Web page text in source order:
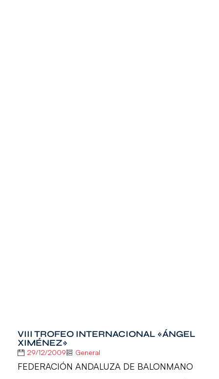
VIII TROFEO INTERNACIONAL «ÁNGEL
XIMÉNEZ»
29/12/2009 General
FEDERACIÓN ANDALUZA DE BALONMANO